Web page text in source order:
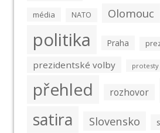
média NATO Olomouc
politika Praha
prezidentské volby protesty
přehled rozhovor
satira Slovensko